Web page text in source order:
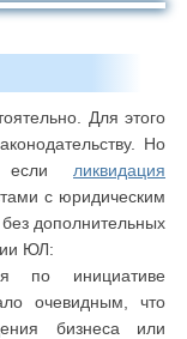
Для этого
Но
если ликвидация
с юридическим
дополнительных
ЮЛ:
по инициативе
очевидным, что
бизнеса или